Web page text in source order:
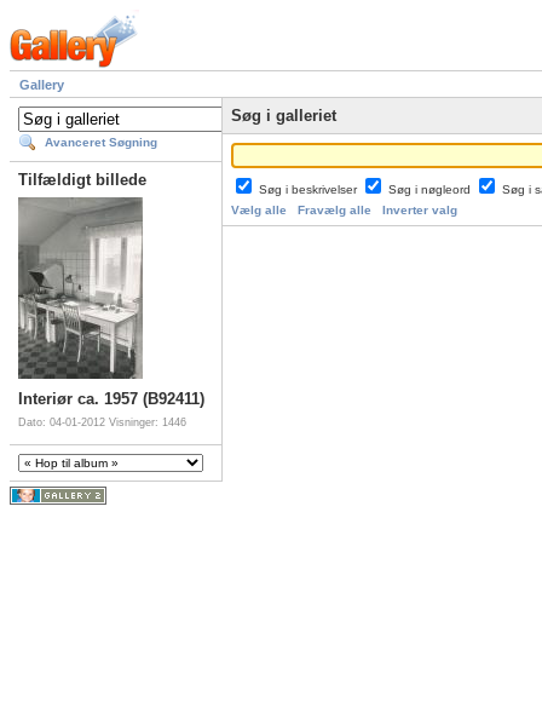
Gallery
Avanceret Søgning
Tilfældigt billede
Interiør ca. 1957 (B92411)
Dato: 04-01-2012 Visninger: 1446
Søg i galleriet
Søg i beskrivelser Søg i nøgleord
Søg i
Vælg alle
Fravælg alle Inverter valg